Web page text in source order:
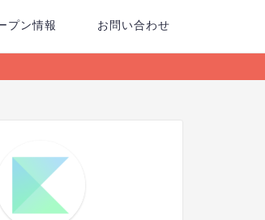
プン情報 お問い合わせ